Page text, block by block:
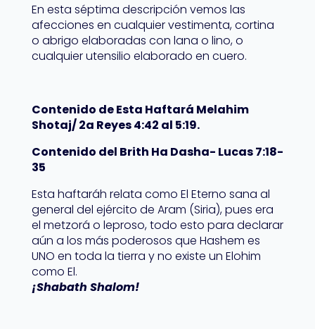
En esta séptima descripción vemos las
afecciones en cualquier vestimenta, cortina
o abrigo elaboradas con lana o lino, o
cualquier utensilio elaborado en cuero.
Contenido de Esta Haftará Melahim
Shotaj/ 2a Reyes 4:42 al 5:19.
Contenido del Brith Ha Dasha- Lucas 7:18-
35
Esta haftaráh relata como El Eterno sana al
general del ejército de Aram (Siria), pues era
el metzorá o leproso, todo esto para declarar
aún a los más poderosos que Hashem es
UNO en toda la tierra y no existe un Elohim
como El.
¡Shabath Shalom!